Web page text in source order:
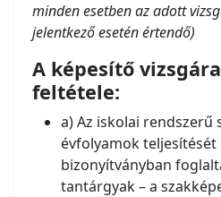
minden esetben az adott
jelentkező esetén értendő)
A képesítő
feltétele:
a) Az iskolai rendszerű
évfolyamok teljesítését
bizonyítványban
tantárgyak – a